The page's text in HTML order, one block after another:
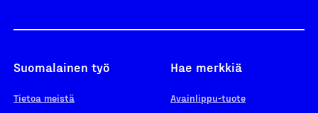
Suomalainen työ
Tietoa meistä
Hae merkkiä
Avainlippu-tuote